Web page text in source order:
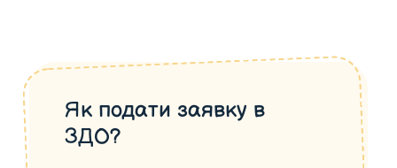
Як подати заявку в
ЗДО?